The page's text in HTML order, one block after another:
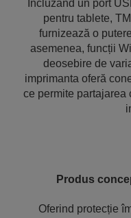
Incluzând un port
pentru tablete,
furnizează o
asemenea, funcții
deosebire de
imprimanta oferă
ce permite partajarea
Produs
Oferind protecție